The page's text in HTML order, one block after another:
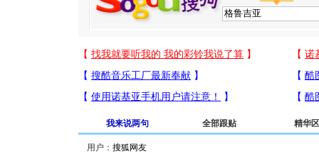
我来说两句 全部跟贴 精华区
用户：